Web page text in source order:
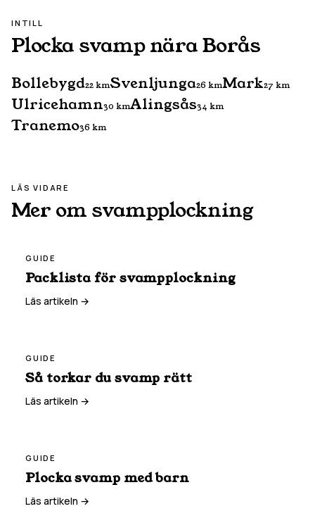
INTILL
Plocka svamp näraBorås
Bollebygd22kmSvenljunga26 kmMark27 km
Ulricehamn30 kmAlingsås34 km
Tranemo36 km
LÄS VIDARE
Mer om svampplockning
GUIDE
Packlista för svampplockning
Läs artikeln →
GUIDE
Så torkar du svamp rätt
Läs artikeln →
GUIDE
Plocka svamp med barn
Läs artikeln →